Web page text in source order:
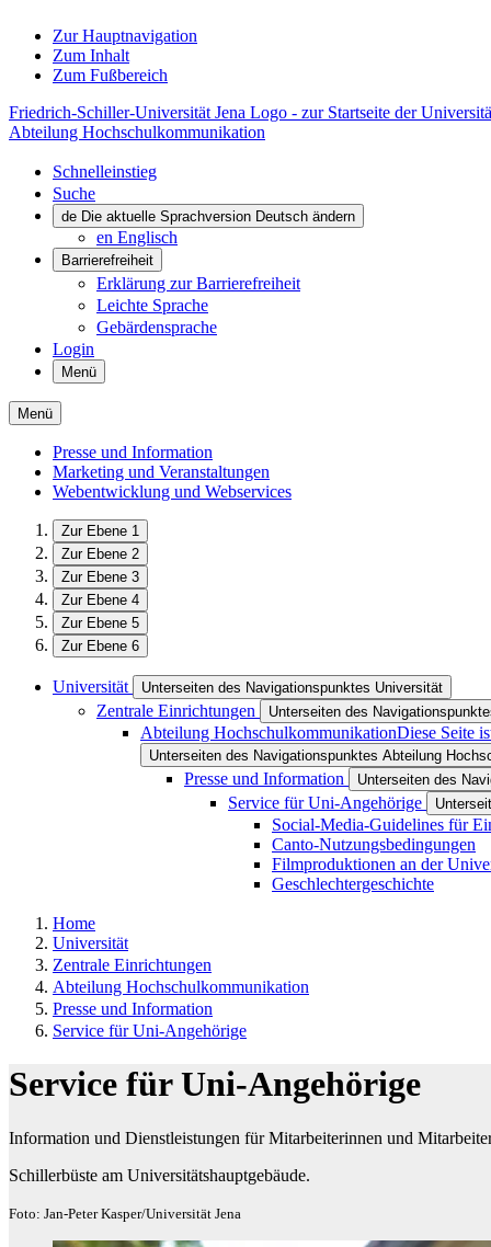
Zur Hauptnavigation
Zum Inhalt
Zum Fußbereich
Friedrich-Schiller-Universität Jena Logo - zur Startseite der
Abteilung Hochschulkommunikation
Schnelleinstieg
Suche
de Die aktuelle Sprachversion Deutsch ändern
en Englisch
Barrierefreiheit
Erklärung zur Barrierefreiheit
Leichte Sprache
Gebärdensprache
Login
Menü
Menü
Presse und Information
Marketing und Veranstaltungen
Webentwicklung und Webservices
Zur Ebene 1
Zur Ebene 2
Zur Ebene 3
Zur Ebene 4
Zur Ebene 5
Zur Ebene 6
Universität Unterseiten des Navigationspunktes Universität
Zentrale Einrichtungen Unterseiten des
Abteilung HochschulkommunikationDiese Seite
Unterseiten des Navigationspunktes Abteilung
Presse und Information Unterseiten des
Service für Uni-Angehörige
Social-Media-Guidelines für
Canto-Nutzungsbedingungen
Filmproduktionen an der
Geschlechtergeschichte
Home
Universität
Zentrale Einrichtungen
Abteilung Hochschulkommunikation
Presse und Information
Service für Uni-Angehörige
Service für Uni-Angehörige
Information und Dienstleistungen für Mitarbeiterinnen und
Schillerbüste am Universitätshauptgebäude.
Foto: Jan-Peter Kasper/Universität Jena